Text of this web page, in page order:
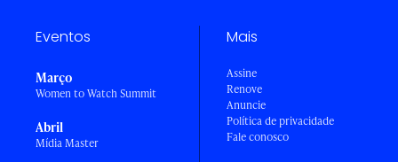
Eventos
Março
Women to Watch Summit
Abril
Mídia Master
Mais
Assine
Renove
Anuncie
Política de privacidade
Fale conosco